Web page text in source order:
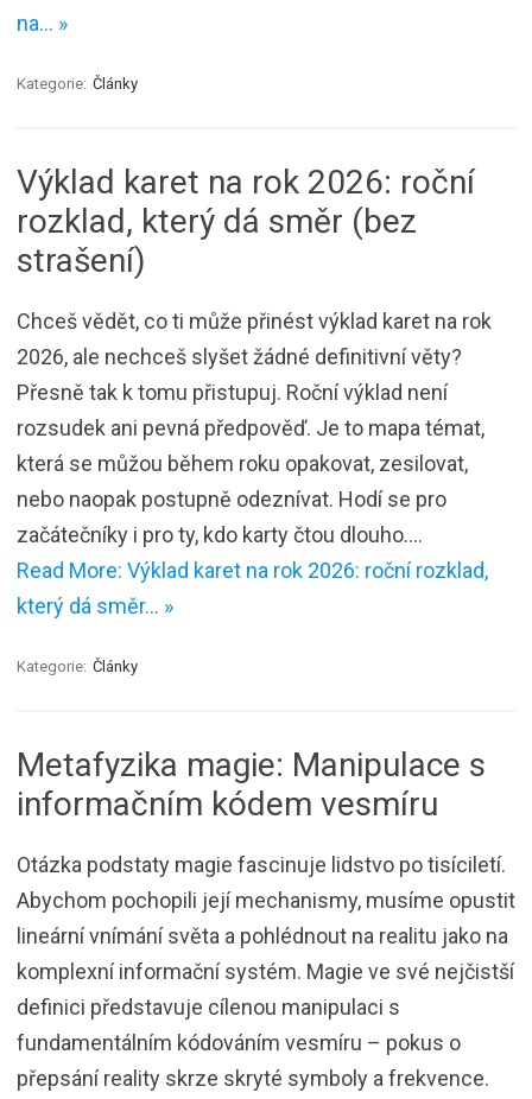
na… »
Kategorie: Články
Výklad karet na rok 2026: roční
rozklad, který dá směr (bez
strašení)
Chceš vědět, co ti může přinést výklad karet na rok
2026, ale nechceš slyšet žádné definitivní věty?
Přesně tak k tomu přistupuj. Roční výklad není
rozsudek ani pevná předpověď. Je to mapa témat,
která se můžou během roku opakovat, zesilovat,
nebo naopak postupně odeznívat. Hodí se pro
začátečníky i pro ty, kdo karty čtou dlouho.…
Read More: Výklad karet na rok 2026: roční rozklad,
který dá směr… »
Kategorie: Články
Metafyzika magie: Manipulace s
informačním kódem vesmíru
Otázka podstaty magie fascinuje lidstvo po tisíciletí.
Abychom pochopili její mechanismy, musíme opustit
lineární vnímání světa a pohlédnout na realitu jako na
komplexní informační systém. Magie ve své nejčistší
definici představuje cílenou manipulaci s
fundamentálním kódováním vesmíru – pokus o
přepsání reality skrze skryté symboly a frekvence.